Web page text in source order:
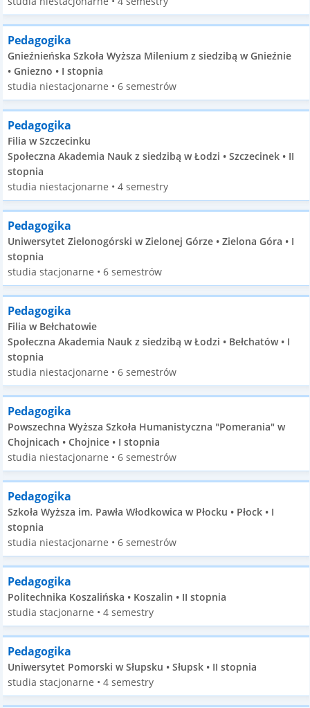
Pedagogika
Gnieźnieńska Szkoła Wyższa Milenium z siedzibą w Gnieźnie
• Gniezno • I stopnia
studia niestacjonarne • 6 semestrów
Pedagogika
Filia w Szczecinku
Społeczna Akademia Nauk z siedzibą w Łodzi • Szczecinek • II
stopnia
studia niestacjonarne • 4 semestry
Pedagogika
Uniwersytet Zielonogórski w Zielonej Górze • Zielona Góra • I
stopnia
studia stacjonarne • 6 semestrów
Pedagogika
Filia w Bełchatowie
Społeczna Akademia Nauk z siedzibą w Łodzi • Bełchatów • I
stopnia
studia niestacjonarne • 6 semestrów
Pedagogika
Powszechna Wyższa Szkoła Humanistyczna "Pomerania" w
Chojnicach • Chojnice • I stopnia
studia niestacjonarne • 6 semestrów
Pedagogika
Szkoła Wyższa im. Pawła Włodkowica w Płocku • Płock • I
stopnia
studia niestacjonarne • 6 semestrów
Pedagogika
Politechnika Koszalińska • Koszalin • II stopnia
studia stacjonarne • 4 semestry
Pedagogika
Uniwersytet Pomorski w Słupsku • Słupsk • II stopnia
studia stacjonarne • 4 semestry